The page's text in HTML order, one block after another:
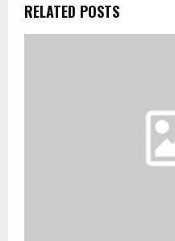
RELATED POSTS